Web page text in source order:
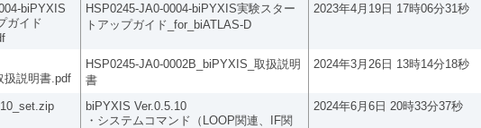
biPYXIS
ガイド
HSP0245-JA0-0004-biPYXIS実験スター
トアップガイド_for_biATLAS-D
2023年4月19日 17時06分31秒
扱説明書.pdf
HSP0245-JA0-0002B_biPYXIS_取扱説明
書
2024年3月26日 13時14分18秒
biPYXIS Ver.0.5.10
・システムコマンド（LOOP関連、IF関
2024年6月6日 20時33分37秒